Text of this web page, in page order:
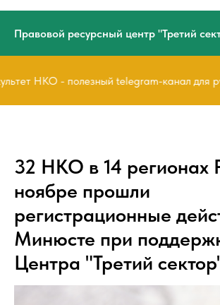
Правовой ресурсный центр "Третий
НКО - полезный telegram-канал для
32 НКО в 14 регионах
ноябре прошли
регистрационные
Минюсте при
Центра "Третий